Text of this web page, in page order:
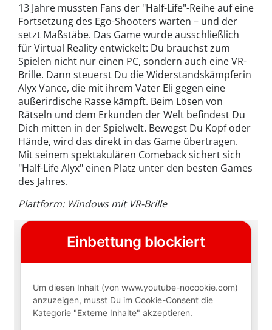
13 Jahre mussten Fans der "Half-Life"-Reihe auf eine
Fortsetzung des Ego-Shooters warten – und der
setzt Maßstäbe. Das Game wurde ausschließlich
für Virtual Reality entwickelt: Du brauchst zum
Spielen nicht nur einen PC, sondern auch eine VR-
Brille. Dann steuerst Du die Widerstandskämpferin
Alyx Vance, die mit ihrem Vater Eli gegen eine
außerirdische Rasse kämpft. Beim Lösen von
Rätseln und dem Erkunden der Welt befindest Du
Dich mitten in der Spielwelt. Bewegst Du Kopf oder
Hände, wird das direkt in das Game übertragen.
Mit seinem spektakulären Comeback sichert sich
"Half-Life Alyx" einen Platz unter den besten Games
des Jahres.
Plattform: Windows mit VR-Brille